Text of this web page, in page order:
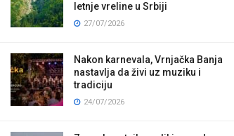
letnje vreline u Srbiji
27/07/2026
Nakon karnevala, Vrnjačka Banja
nastavlja da živi uz muziku i
tradiciju
24/07/2026